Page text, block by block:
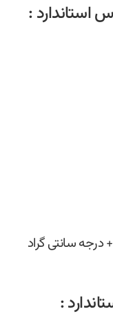
استاندارد :
: